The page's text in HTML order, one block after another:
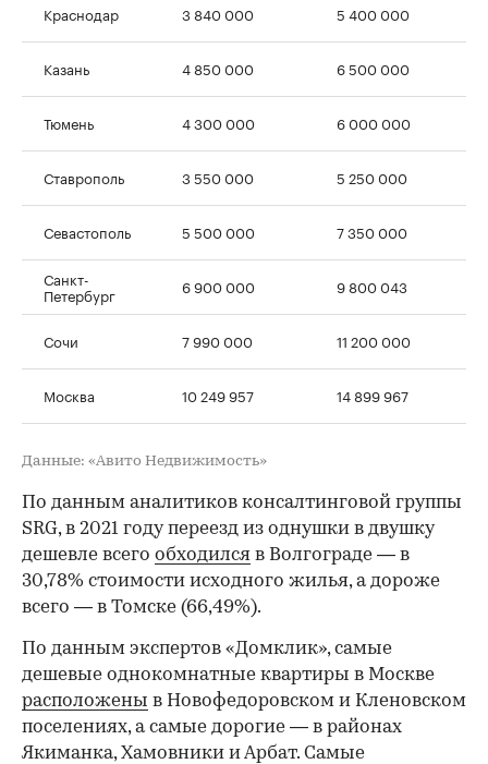
Краснодар 3 840 000 5 400 000
Казань 4 850 000 6 500 000
Тюмень 4 300 000 6 000 000
Ставрополь 3 550 000 5 250 000
Севастополь 5 500 000 7 350 000
Санкт-
Петербург 6 900 000 9 800 043
Сочи 7 990 000 11 200 000
Москва 10 249 957 14 899 967
Данные: «Авито Недвижимость»
По данным аналитиков консалтинговой группы
SRG, в 2021 году переезд из однушки в двушку
дешевле всего обходился в Волгограде — в
30,78% стоимости исходного жилья, а дороже
всего — в Томске (66,49%).
По данным экспертов «Домклик», самые
дешевые однокомнатные квартиры в Москве
расположены в Новофедоровском и Кленовском
поселениях, а самые дорогие — в районах
Якиманка, Хамовники и Арбат. Самые